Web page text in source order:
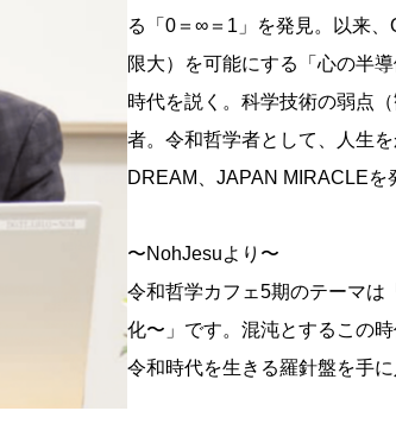
る「0＝∞＝1」を発見。以来
限大）を可能にする「心の半
時代を説く。科学技術の弱点
者。令和哲学者として、人生
DREAM、JAPAN MIRACLEを
〜NohJesuより〜
令和哲学カフェ5期のテーマは
化〜」です。混沌とするこの
令和時代を生きる羅針盤を手に